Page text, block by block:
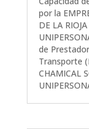
por la
DE LA
de
Transporte
CHAMICAL